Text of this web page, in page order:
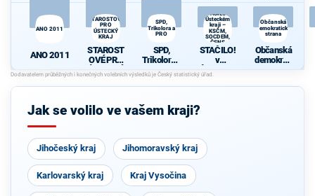
ANO 2011
ANO 2011
STAROSTOVÉ
PRO
ÚSTECKÝ
KRAJ
STAROST
OVÉ PRO
ÚSTECKÝ
KRAJ
SPD,
Trikolora a
PRO
SPD,
Trikolora a
PRO
STAČILO! v
Ústeckém
kraji –
KSČM,
SOCDEM,
ČSNS
STAČILO!
v
Ústeckém
kraji –
KSČM,
Občanská
demokratická
strana
Občanská
demokrati
cká strana
Jak se volilo ve vašem kraji?
Jihočeský kraj Jihomoravský kraj
Karlovarský kraj Kraj Vysočina